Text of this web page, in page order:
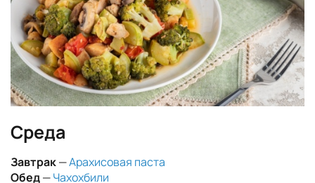
Среда
Завтрак—Арахисовая паста
Обед—Чахохбили